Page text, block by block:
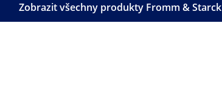
Zobrazit všechny produkty Fromm & Starck